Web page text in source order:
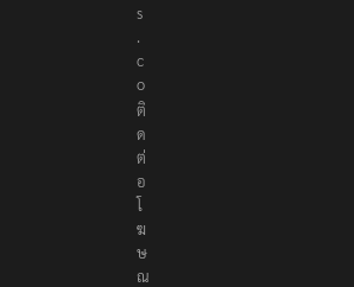
s
.
c
o
ติ
ด
ต่
อ
โ
ฆ
ษ
ณ